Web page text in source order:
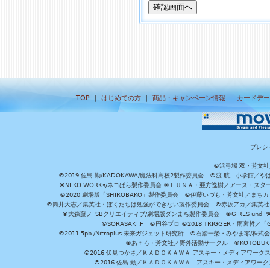
TOP｜ はじめての方｜ 商品・キャンペーン情報 カードデ
プレシ
©浜弓場 双・芳文社
©2019 佐島 勤/KADOKAWA/魔法科高校2製作委員会 ©渡 航、小学館／や
©NEKO WORKs/ネコぱら製作委員会 ©ＦＵＮＡ・亜方逸樹／アース・ス
©2020 劇場版「SHIROBAKO」製作委員会 ©伊藤いづも・芳文社／まち
©筒井大志／集英社・ぼくたちは勉強ができない製作委員会 ©赤坂アカ／集英
©大森藤ノ･SBクリエイティブ/劇場版ダンまち製作委員会 ©GIRLS und
©SORASAKI.F ©円谷プロ ©2018 TRIGGER・雨宮哲／
©2011 5pb./Nitroplus 未来ガジェット研究所 ©石踏一榮・みやま零/株式
©あｆろ・芳文社／野外活動サークル
©2016 伏見つかさ／ＫＡＤＯＫＡＷＡ アスキー・メディアワー
©2016 佐島 勤／ＫＡＤＯＫＡＷＡ アスキー・メディアワ